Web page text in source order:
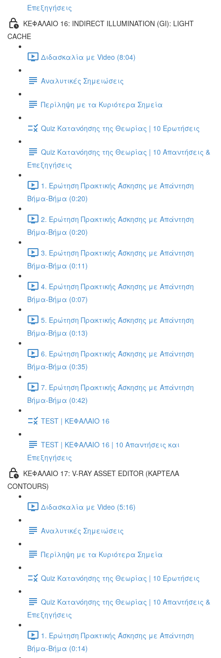
Επεξηγήσεις
ΚΕΦΑΛΑΙΟ 16: INDIRECT ILLUMINATION (GI): LIGHT
CACHE
Διδασκαλία με Video (8:04)
Αναλυτικές Σημειώσεις
Περίληψη με τα Κυριότερα Σημεία
Quiz Κατανόησης της Θεωρίας | 10 Ερωτήσεις
Quiz Κατανόησης της Θεωρίας | 10 Απαντήσεις &
Επεξηγήσεις
1. Ερώτηση Πρακτικής Άσκησης με Απάντηση
Βήμα-Βήμα (0:20)
2. Ερώτηση Πρακτικής Άσκησης με Απάντηση
Βήμα-Βήμα (0:20)
3. Ερώτηση Πρακτικής Άσκησης με Απάντηση
Βήμα-Βήμα (0:11)
4. Ερώτηση Πρακτικής Άσκησης με Απάντηση
Βήμα-Βήμα (0:07)
5. Ερώτηση Πρακτικής Άσκησης με Απάντηση
Βήμα-Βήμα (0:13)
6. Ερώτηση Πρακτικής Άσκησης με Απάντηση
Βήμα-Βήμα (0:35)
7. Ερώτηση Πρακτικής Άσκησης με Απάντηση
Βήμα-Βήμα (0:42)
TEST | ΚΕΦΑΛΑΙΟ 16
TEST | ΚΕΦΑΛΑΙΟ 16 | 10 Απαντήσεις και
Επεξηγήσεις
ΚΕΦΑΛΑΙΟ 17: V-RAY ASSET EDITOR (ΚΑΡΤΈΛΑ
CONTOURS)
Διδασκαλία με Video (5:16)
Αναλυτικές Σημειώσεις
Περίληψη με τα Κυριότερα Σημεία
Quiz Κατανόησης της Θεωρίας | 10 Ερωτήσεις
Quiz Κατανόησης της Θεωρίας | 10 Απαντήσεις &
Επεξηγήσεις
1. Ερώτηση Πρακτικής Άσκησης με Απάντηση
Βήμα-Βήμα (0:14)